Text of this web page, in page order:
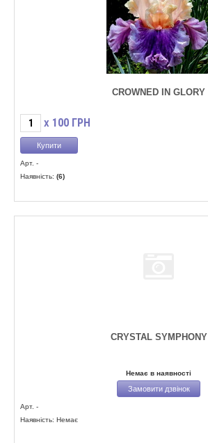
CROWNED IN GLORY
X 100 ГРН
Арт. -
Наявність: (6)
CRYSTAL SYMPHONY
Немає в наявності
Замовити дзвінок
Арт. -
Наявність: Немає